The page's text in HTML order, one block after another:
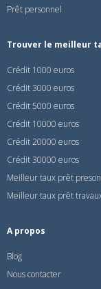
Prêt personnel
Trouver le meilleur
Crédit 1000 euros
Crédit 3000 euros
Crédit 5000 euros
Crédit 10000 euros
Crédit 20000 euros
Crédit 30000 euros
Meilleur taux prêt
Meilleur taux prêt
A propos
Blog
Nous contacter